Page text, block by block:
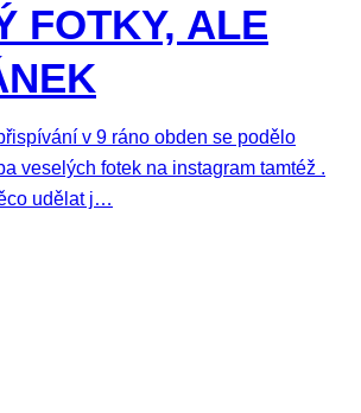
FOTKY, ALE
v 9 ráno obden se podělo
veselých fotek na instagram tamtéž .
udělat j…